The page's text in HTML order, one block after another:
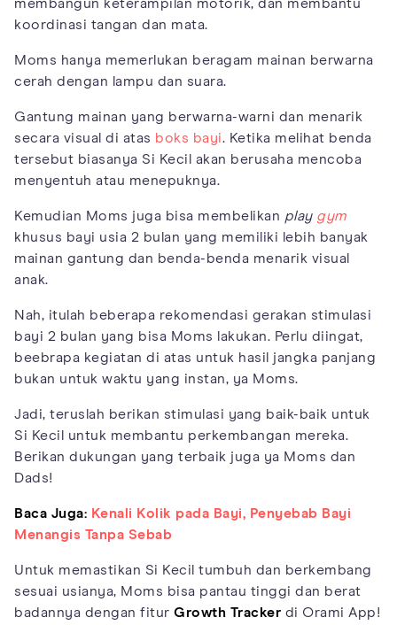
membangun keterampilan motorik, dan membantu
koordinasi tangan dan mata.
Moms hanya memerlukan beragam mainan berwarna
cerah dengan lampu dan suara.
Gantung mainan yang berwarna-warni dan menarik
secara visual di atas boks bayi. Ketika melihat benda
tersebut biasanya Si Kecil akan berusaha mencoba
menyentuh atau menepuknya.
Kemudian Moms juga bisa membelikan play gym
khusus bayi usia 2 bulan yang memiliki lebih banyak
mainan gantung dan benda-benda menarik visual
anak.
Nah, itulah beberapa rekomendasi gerakan stimulasi
bayi 2 bulan yang bisa Moms lakukan. Perlu diingat,
beebrapa kegiatan di atas untuk hasil jangka panjang
bukan untuk waktu yang instan, ya Moms.
Jadi, teruslah berikan stimulasi yang baik-baik untuk
Si Kecil untuk membantu perkembangan mereka.
Berikan dukungan yang terbaik juga ya Moms dan
Dads!
Baca Juga: Kenali Kolik pada Bayi, Penyebab Bayi
Menangis Tanpa Sebab
Untuk memastikan Si Kecil tumbuh dan berkembang
sesuai usianya, Moms bisa pantau tinggi dan berat
badannya dengan fitur Growth Tracker di Orami App!